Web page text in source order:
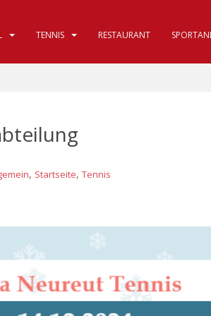
TENNIS RESTAURANT
, Startseite, Tennis